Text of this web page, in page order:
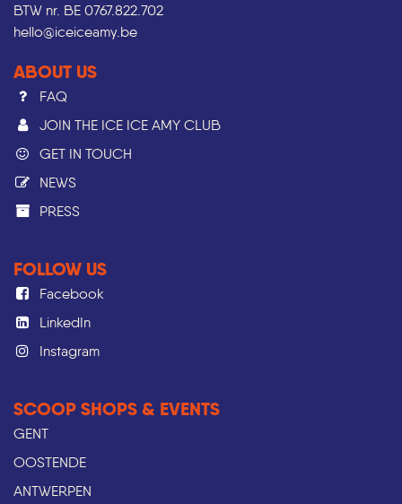
BTW nr. BE 0767.822.702
hello@iceiceamy.be
ABOUT US
FAQ
JOIN THE ICE ICE AMY CLUB
GET IN TOUCH
NEWS
PRESS​
FOLLOW US
Facebook
LinkedIn
Instagram
SCOOP SHOPS & EVENTS
GENT
OOSTENDE
ANTWERPEN